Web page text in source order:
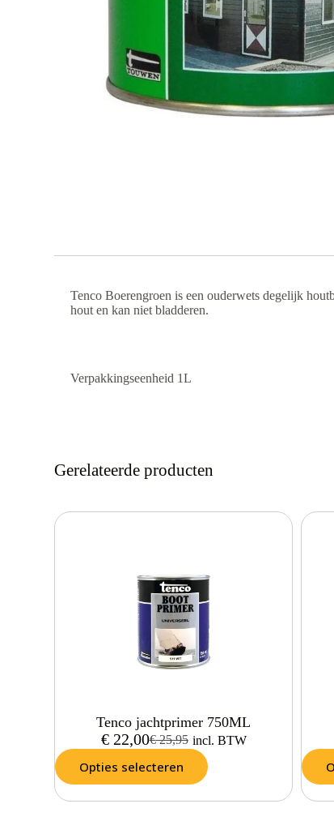
Tenco Boerengroen is een ouderwets degelijk
hout en kan niet bladderen.
Verpakkingseenheid 1L
Gerelateerde producten
Tenco jachtprimer 750ML
€25,95
€22,00 incl. BTW
Opties selecteren